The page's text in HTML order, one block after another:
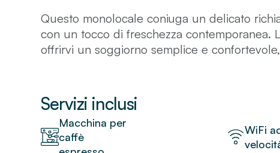
Questo monolocale coniuga un delicato
con un tocco di freschezza contemporanea.
offrirvi un soggiorno semplice e
spirito del XV arrondissement, creando
elegante e accogliente.
Servizi inclusi
Macchina per
caffè
WiFi